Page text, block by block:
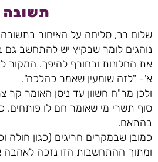
תשובה
שלום רב, סליחה על האיחור
נוהגים לומר שבקיץ יש להתחשב גם
את החלונות ובחורף להיפך.
א'- "לזה שומעין שאמר כהלכה".
ולכן מר"ח חשוון עד ניסן האומר קר
סוף תשרי מי שאומר חם לו פותחים.
בהתאם.
כמובן שבמקרים חריגים (כגון חולה
ומתוך ההתחשבות הזו נזכה לאהבה